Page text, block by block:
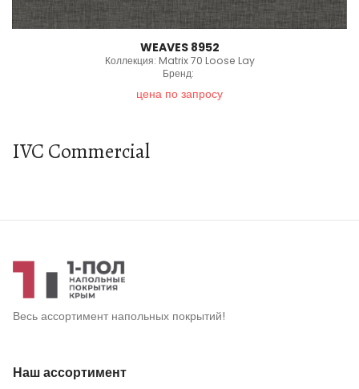
WEAVES 8952
Коллекция: Matrix 70 Loose Lay
Бренд:
цена по запросу
IVC Commercial
Весь ассортимент напольных покрытий!
Наш ассортимент